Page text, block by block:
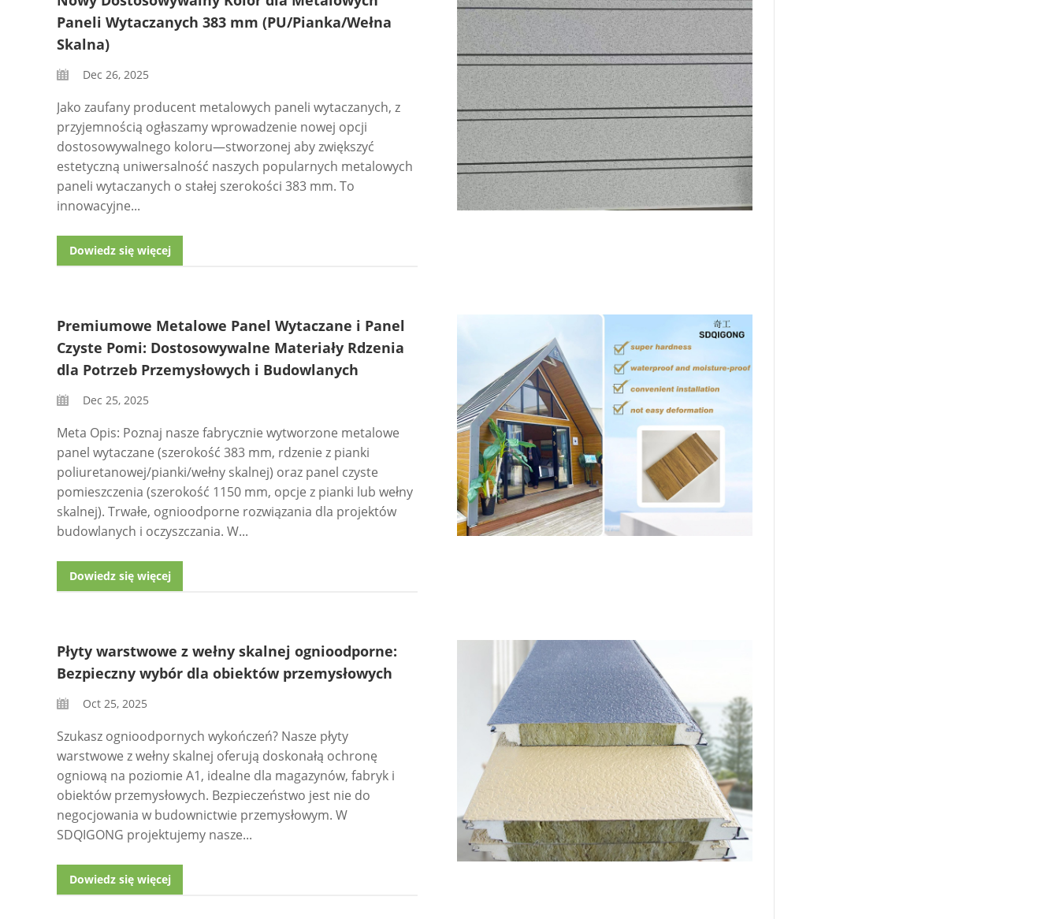
Paneli Wytaczanych 383 mm (PU/Pianka/Wełna
Skalna)
Dec 26, 2025
Jako zaufany producent metalowych paneli wytaczanych, z
przyjemnością ogłaszamy wprowadzenie nowej opcji
dostosowywalnego koloru—stworzonej aby zwiększyć
estetyczną uniwersalność naszych popularnych metalowych
paneli wytaczanych o stałej szerokości 383 mm. To
innowacyjne...
Dowiedz się więcej
Premiumowe Metalowe Panel Wytaczane i Panel
Czyste Pomi: Dostosowywalne Materiały Rdzenia
dla Potrzeb Przemysłowych i Budowlanych
Dec 25, 2025
Meta Opis: Poznaj nasze fabrycznie wytworzone metalowe
panel wytaczane (szerokość 383 mm, rdzenie z pianki
poliuretanowej/pianki/wełny skalnej) oraz panel czyste
pomieszczenia (szerokość 1150 mm, opcje z pianki lub wełny
skalnej). Trwałe, ognioodporne rozwiązania dla projektów
budowlanych i oczyszczania. W...
Dowiedz się więcej
Płyty warstwowe z wełny skalnej ognioodporne:
Bezpieczny wybór dla obiektów przemysłowych
Oct 25, 2025
Szukasz ognioodpornych wykończeń? Nasze płyty
warstwowe z wełny skalnej oferują doskonałą ochronę
ogniową na poziomie A1, idealne dla magazynów, fabryk i
obiektów przemysłowych. Bezpieczeństwo jest nie do
negocjowania w budownictwie przemysłowym. W
SDQIGONG projektujemy nasze...
Dowiedz się więcej